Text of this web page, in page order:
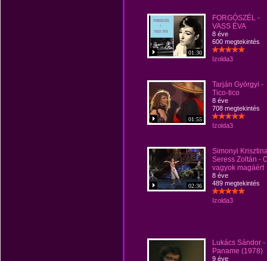
01:30
FORGÓSZÉL -
VASS ÉVA
8 éve
600 megtekintés
Izolda3
01:55
Tarján Györgyi -
Tico-tico
8 éve
708 megtekintés
Izolda3
02:36
Simonyi
Seress Zoltán -
vagyok magáért
8 éve
489 megtekintés
Izolda3
Lukács Sándor -
Paname (1978)
9 éve